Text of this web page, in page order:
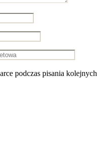
podczas pisania kolejnych